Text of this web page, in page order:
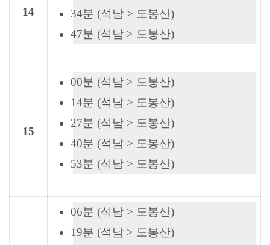
14
34분 (석남 > 도봉산)
47분 (석남 > 도봉산)
15
00분 (석남 > 도봉산)
14분 (석남 > 도봉산)
27분 (석남 > 도봉산)
40분 (석남 > 도봉산)
53분 (석남 > 도봉산)
06분 (석남 > 도봉산)
19분 (석남 > 도봉산)